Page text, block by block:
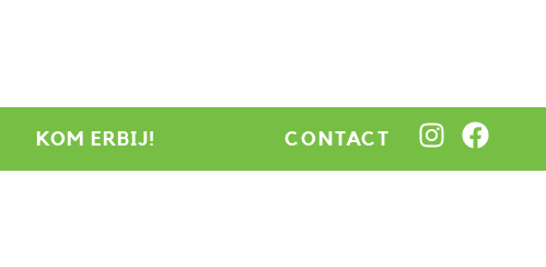
KOM ERBIJ! CONTACT